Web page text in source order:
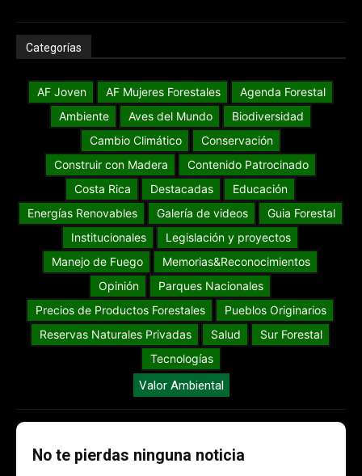
Categorías
AF Joven AF Mujeres Forestales
Agenda Forestal
Ambiente
Aves del Mundo
Biodiversidad
Cambio Climático
Conservación
Construir con Madera
Contenido Patrocinado
Costa Rica
Destacadas
Educación
Energías Renovables
Galería de videos
Guia Forestal
Institucionales
Legislación y proyectos
Manejo de Fuego
Memorias&Reconocimientos
Opinión
Parques Nacionales
Precios de Productos Forestales
Pueblos Originarios
Reservas Naturales Privadas
Salud
Sur Forestal
Tecnologías
Valor Ambiental
No te pierdas ninguna noticia